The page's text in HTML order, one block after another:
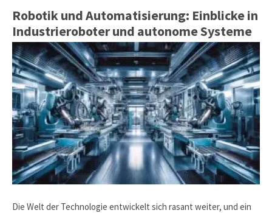
Robotik und Automatisierung: Einblicke in
Industrieroboter und autonome Systeme
Die Welt der Technologie entwickelt sich rasant weiter, und ein